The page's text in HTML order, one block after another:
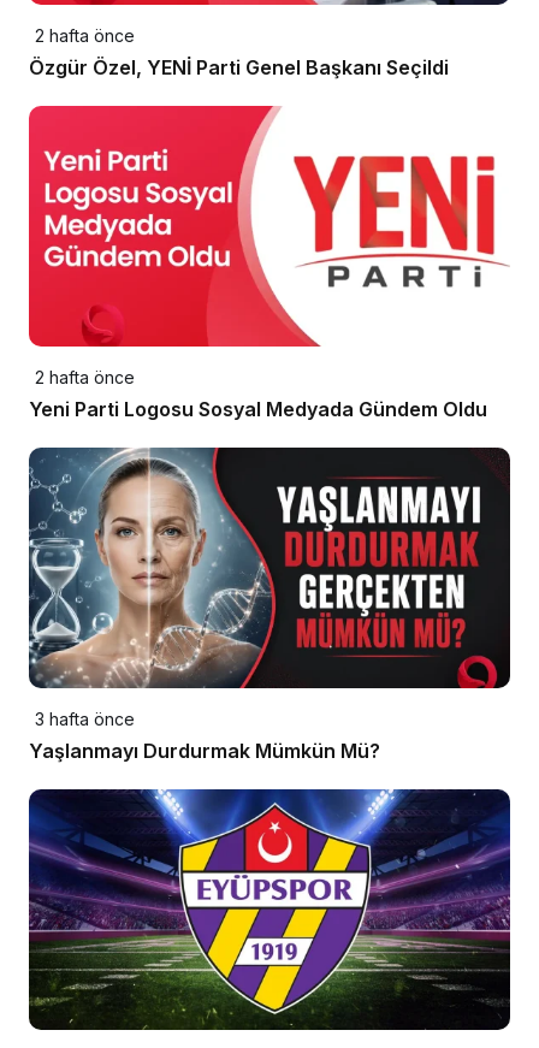
2 hafta önce
Özgür Özel, YENİ Parti Genel Başkanı Seçildi
2 hafta önce
Yeni Parti Logosu Sosyal Medyada Gündem Oldu
3 hafta önce
Yaşlanmayı Durdurmak Mümkün Mü?